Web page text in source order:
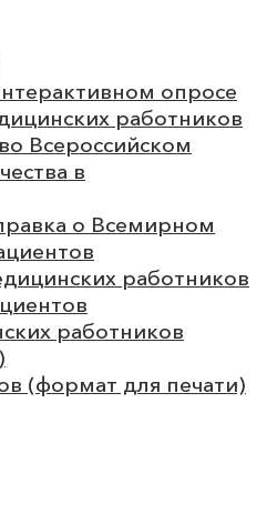
опросе
работников
Всероссийском
в
о Всемирном
работников
работников
(формат для печати)